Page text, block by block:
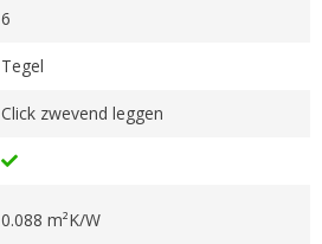
6
Tegel
Click zwevend leggen
0.088 m²K/W